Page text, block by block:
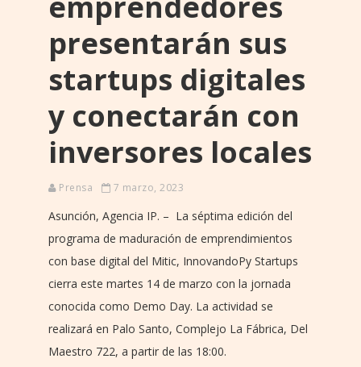
presentarán sus
startups digitales
y conectarán con
inversores locales
Prensa 7 marzo, 2023
Asunción, Agencia IP. – La séptima edición del
programa de maduración de emprendimientos
con base digital del Mitic, InnovandoPy Startups
cierra este martes 14 de marzo con la jornada
conocida como Demo Day. La actividad se
realizará en Palo Santo, Complejo La Fábrica, Del
Maestro 722, a partir de las 18:00.